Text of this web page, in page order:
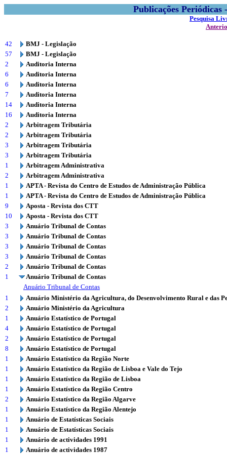
Publicações
Pesquisa
42
BMJ - Legislação
57
BMJ - Legislação
2
Auditoria Interna
6
Auditoria Interna
6
Auditoria Interna
7
Auditoria Interna
14
Auditoria Interna
16
Auditoria Interna
2
Arbitragem Tributária
2
Arbitragem Tributária
3
Arbitragem Tributária
3
Arbitragem Tributária
1
Arbitragem Administrativa
2
Arbitragem Administrativa
1
APTA - Revista do Centro de Estudos de Administração Pública
1
APTA - Revista do Centro de Estudos de Administração Pública
9
Aposta - Revista dos CTT
10
Aposta - Revista dos CTT
3
Anuário Tribunal de Contas
3
Anuário Tribunal de Contas
3
Anuário Tribunal de Contas
3
Anuário Tribunal de Contas
2
Anuário Tribunal de Contas
1
Anuário Tribunal de Contas
Anuário Tribunal de Contas
1
Anuário Ministério da Agricultura, do Desenvolvimento Rural e das
2
Anuário Ministério da Agricultura
1
Anuário Estatístico de Portugal
4
Anuário Estatístico de Portugal
2
Anuário Estatístico de Portugal
8
Anuário Estatístico de Portugal
1
Anuário Estatístico da Região Norte
1
Anuário Estatístico da Região de Lisboa e Vale do Tejo
1
Anuário Estatístico da Região de Lisboa
1
Anuário Estatístico da Região Centro
2
Anuário Estatístico da Região Algarve
1
Anuário Estatístico da Região Alentejo
1
Anuário de Estatísticas Sociais
1
Anuário de Estatísticas Sociais
1
Anuário de actividades 1991
1
Anuário de actividades 1987